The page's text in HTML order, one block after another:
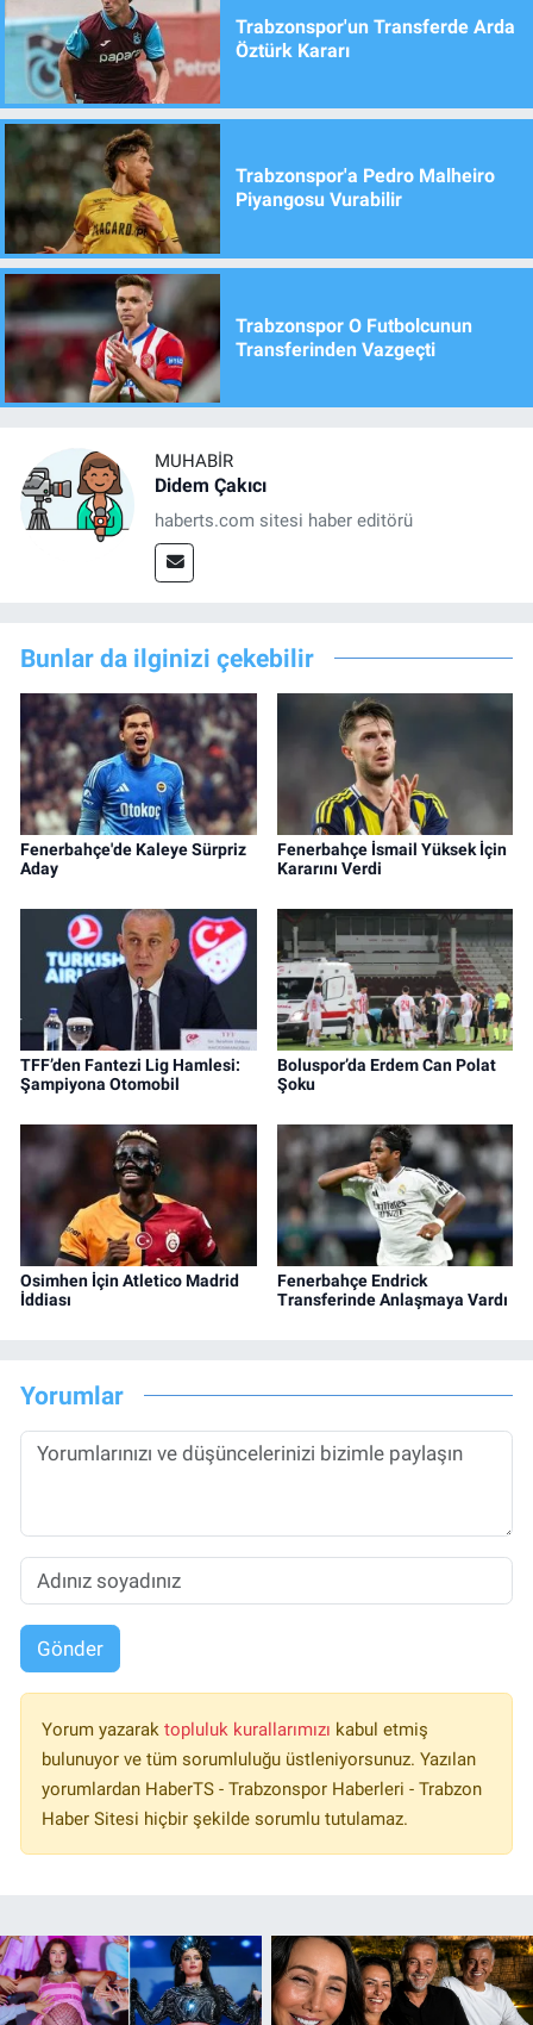
Trabzonspor'un Transferde Arda
Öztürk Kararı
Trabzonspor'a Pedro Malheiro
Piyangosu Vurabilir
Trabzonspor O Futbolcunun
Transferinden Vazgeçti
MUHABIR
Didem Çakıcı
haberts.com sitesi haber editörü
Bunlar da ilginizi çekebilir
Fenerbahçe'de Kaleye Sürpriz
Aday
Fenerbahçe İsmail Yüksek İçin
Kararını Verdi
TFF’den Fantezi Lig Hamlesi:
Şampiyona Otomobil
Boluspor’da Erdem Can Polat
Şoku
Osimhen İçin Atletico Madrid
İddiası
Fenerbahçe Endrick
Transferinde Anlaşmaya Vardı
Yorumlar
Gönder
Yorum yazarak topluluk kurallarımızı kabul etmiş
bulunuyor ve tüm sorumluluğu üstleniyorsunuz. Yazılan
yorumlardan HaberTS - Trabzonspor Haberleri - Trabzon
Haber Sitesi hiçbir şekilde sorumlu tutulamaz.